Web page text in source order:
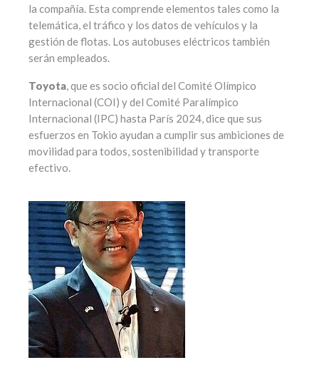
la compañía. Esta comprende elementos tales como la
telemática, el tráfico y los datos de vehículos y la
gestión de flotas. Los autobuses eléctricos también
serán empleados.
Toyota, que es socio oficial del Comité Olímpico
Internacional (COI) y del Comité Paralímpico
Internacional (IPC) hasta París 2024, dice que sus
esfuerzos en Tokio ayudan a cumplir sus ambiciones de
movilidad para todos, sostenibilidad y transporte
efectivo.